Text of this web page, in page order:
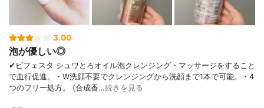
3.00
泡が優しい◎
✔︎ビフェスタ シュワとろオイル泡クレンジング・マッサージをすること
で血行促進。・W洗顔不要でクレンジングから洗顔まで1本で可能。・4
つのフリー処方。 (合成香…続きを見る